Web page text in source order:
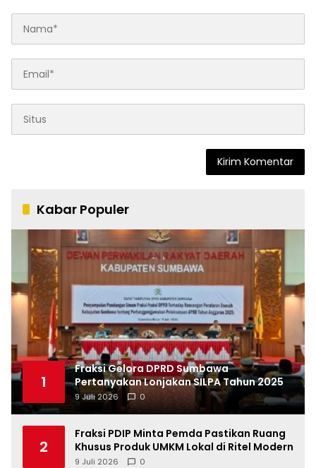
Kabar Populer
1
Fraksi Gelora DPRD Sumbawa
Pertanyakan Lonjakan SILPA Tahun 2025
9 Juli 2026 0
2
Fraksi PDIP Minta Pemda Pastikan Ruang
Khusus Produk UMKM Lokal di Ritel Modern
9 Juli 2026 0